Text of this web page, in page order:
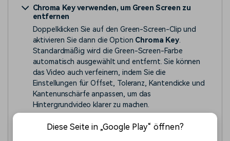
Chroma Key verwenden, um Green Screen zu
entfernen
Doppelklicken Sie auf den Green-Screen-Clip und
aktivieren Sie dann die Option Chroma Key.
Standardmäßig wird die Green-Screen-Farbe
automatisch ausgewählt und entfernt. Sie können
das Video auch verfeinern, indem Sie die
Einstellungen für Offset, Toleranz, Kantendicke und
Kantenunschärfe anpassen, um das
Hintergrundvideo klarer zu machen.
Diese Seite in „Google Play“ öffnen?